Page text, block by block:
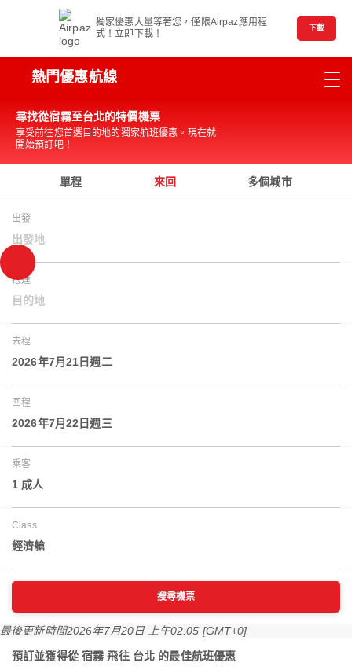
獨家優惠大量等著您，僅限Airpaz應用程
式！立即下載！
下載
熱門優惠航線
尋找從宿霧至台北的特價機票
享受前往您首選目的地的獨家航班優惠。現在就
開始預訂吧！
單程 來回 多個城市
出發
出發地
抵達
目的地
去程
2026年7月21日週二
回程
2026年7月22日週三
乘客
1 成人
Class
經濟艙
搜尋機票
最後更新時間2026年7月20日 上午02:05 [GMT+0]
預訂並獲得從 宿霧 飛往 台北 的最佳航班優惠